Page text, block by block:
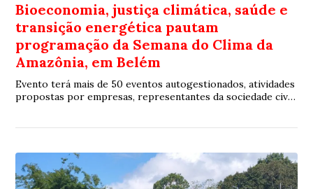
Bioeconomia, justiça climática, saúde e
transição energética pautam
programação da Semana do Clima da
Amazônia, em Belém
Evento terá mais de 50 eventos autogestionados, atividades
propostas por empresas, representantes da sociedade civil